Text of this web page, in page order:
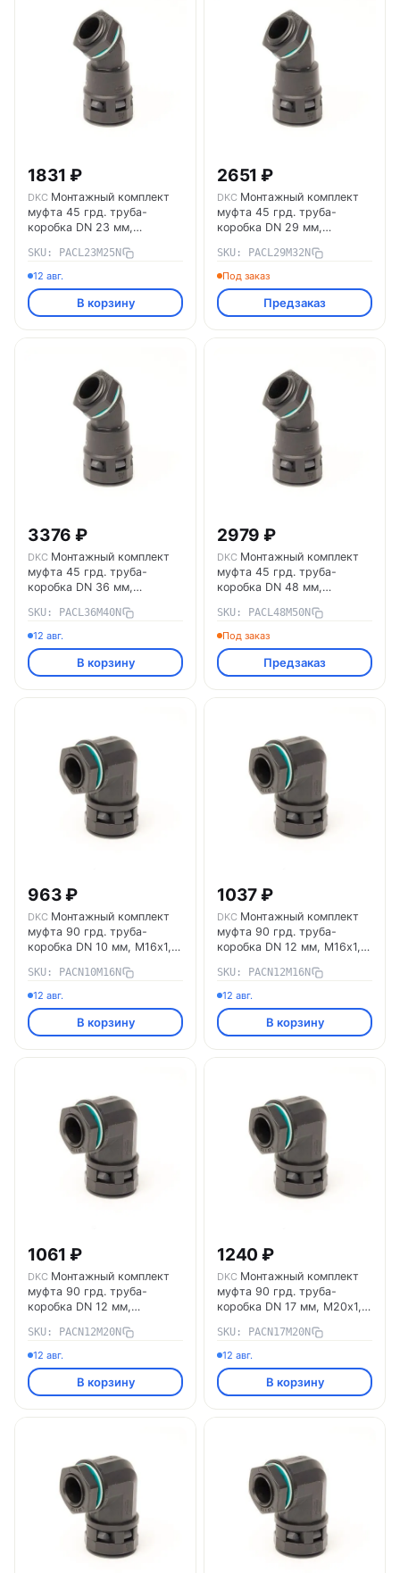
1831 ₽
DKC Монтажный комплект
муфта 45 грд. труба-
коробка DN 23 мм,
черный PACL23M25N DKC
SKU: PACL23M25N
12 авг.
В корзину
2651 ₽
DKC Монтажный комплект
муфта 45 грд. труба-
коробка DN 29 мм,
черный PACL29M32N DKC
SKU: PACL29M32N
Под заказ
Предзаказ
3376 ₽
DKC Монтажный комплект
муфта 45 грд. труба-
коробка DN 36 мм,
черный PACL36M40N DKC
SKU: PACL36M40N
12 авг.
В корзину
2979 ₽
DKC Монтажный комплект
муфта 45 грд. труба-
коробка DN 48 мм,
черный PACL48M50N DKC
SKU: PACL48M50N
Под заказ
Предзаказ
963 ₽
DKC Монтажный комплект
муфта 90 грд. труба-
коробка DN 10 мм, М16х1,5,
PACN10M16N DKC
SKU: PACN10M16N
12 авг.
В корзину
1037 ₽
DKC Монтажный комплект
муфта 90 грд. труба-
коробка DN 12 мм, М16х1,5,
PACN12M16N DKC
SKU: PACN12M16N
12 авг.
В корзину
1061 ₽
DKC Монтажный комплект
муфта 90 грд. труба-
коробка DN 12 мм,
черный PACN12M20N DKC
SKU: PACN12M20N
12 авг.
В корзину
1240 ₽
DKC Монтажный комплект
муфта 90 грд. труба-
коробка DN 17 мм, М20х1,5,
PACN17M20N DKC
SKU: PACN17M20N
12 авг.
В корзину